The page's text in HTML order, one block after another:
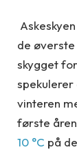
de
skygget
vinteren
første
10 °C på